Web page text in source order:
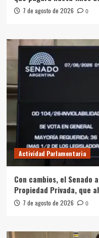
7 de agosto de 2026 0
Actividad Parlamentaria
Con cambios, el Senado
Propiedad Privada, que
7 de agosto de 2026 0